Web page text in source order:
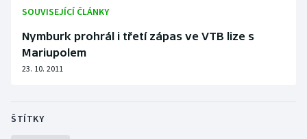
Lezení
Lyže a snowboard
SOUVISEJÍCÍ ČLÁNKY
Nymburk prohrál i třetí zápas ve VTB lize s
Mariupolem
23. 10. 2011
ŠTÍTKY